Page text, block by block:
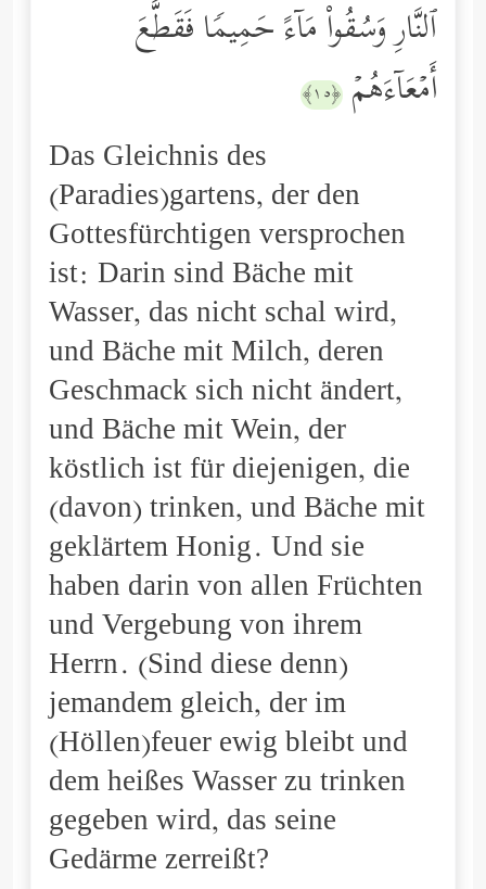
ٱلنَّارِ وَسُقُواْ مَاۤءً حَمِیمࣰا فَقَطَّعَ
أَمۡعَاۤءَهُمۡ ﴿١٥﴾
Das Gleichnis des
(Paradies)gartens, der den
Gottesfürchtigen versprochen
ist: Darin sind Bäche mit
Wasser, das nicht schal wird,
und Bäche mit Milch, deren
Geschmack sich nicht ändert,
und Bäche mit Wein, der
köstlich ist für diejenigen, die
(davon) trinken, und Bäche mit
geklärtem Honig. Und sie
haben darin von allen Früchten
und Vergebung von ihrem
Herrn. (Sind diese denn)
jemandem gleich, der im
(Höllen)feuer ewig bleibt und
dem heißes Wasser zu trinken
gegeben wird, das seine
Gedärme zerreißt?